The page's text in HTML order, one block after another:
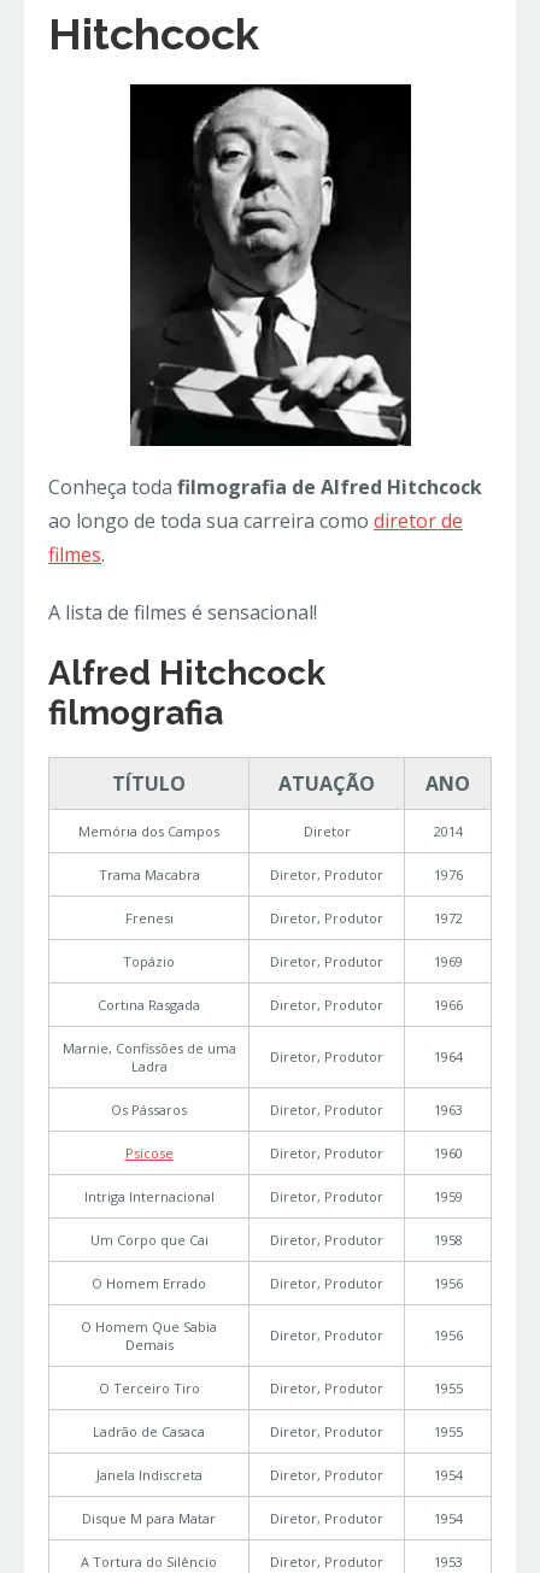
Hitchcock
Conheça toda filmografia de Alfred Hitchcock
ao longo de toda sua carreira como diretor de
filmes.
A lista de filmes é sensacional!
Alfred Hitchcock
filmografia
TÍTULO ATUAÇÃO ANO
Memória dos Campos Diretor 2014
Trama Macabra Diretor, Produtor 1976
Frenesi Diretor, Produtor 1972
Topázio Diretor, Produtor 1969
Cortina Rasgada Diretor, Produtor 1966
Marnie, Confissões de uma
Ladra
Diretor, Produtor 1964
Os Pássaros Diretor, Produtor 1963
Psicose Diretor, Produtor 1960
Intriga Internacional Diretor, Produtor 1959
Um Corpo que Cai Diretor, Produtor 1958
O Homem Errado Diretor, Produtor 1956
O Homem Que Sabia
Demais
Diretor, Produtor 1956
O Terceiro Tiro Diretor, Produtor 1955
Ladrão de Casaca Diretor, Produtor 1955
Janela Indiscreta Diretor, Produtor 1954
Disque M para Matar Diretor, Produtor 1954
A Tortura do Silêncio Diretor, Produtor 1953